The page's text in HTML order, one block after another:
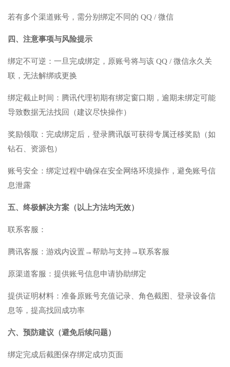
若有多个渠道账号，需分别绑定不同的 QQ / 微信
四、注意事项与风险提示
绑定不可逆：一旦完成绑定，原账号将与该 QQ / 微信永久关
联，无法解绑或更换
绑定截止时间：腾讯代理初期有绑定窗口期，逾期未绑定可能
导致数据无法找回（建议尽快操作）
奖励领取：完成绑定后，登录腾讯版可获得专属迁移奖励（如
钻石、资源包）
账号安全：绑定过程中确保在安全网络环境操作，避免账号信
息泄露
五、终极解决方案（以上方法均无效）
联系客服：
腾讯客服：游戏内设置→帮助与支持→联系客服
原渠道客服：提供账号信息申请协助绑定
提供证明材料：准备原账号充值记录、角色截图、登录设备信
息等，提高找回成功率
六、预防建议（避免后续问题）
绑定完成后截图保存绑定成功页面